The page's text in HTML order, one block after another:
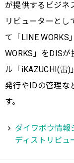
が提供するビジネ
リビューターとし
て「LINE WORKS
WORKS」をDIS
ル「iKAZUCHI(雷
発行やIDの管理な
す。
ダイワボウ情報
ディストリビュ